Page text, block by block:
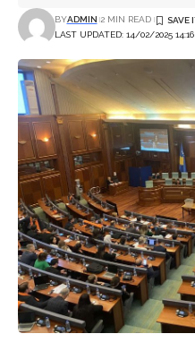
LAST UPDATED: 14/02/2025 14:16
BYADMIN 2 MIN READ